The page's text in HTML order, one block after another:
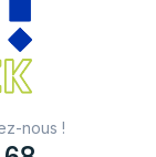
nous !